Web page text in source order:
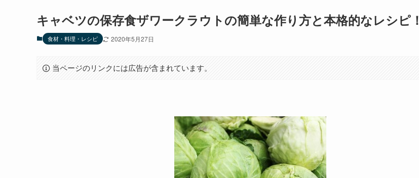
キャベツの保存食ザワークラウトの簡単な作り方と本格的なレシピ！
食材・料理・レシピ 2020年5月27日
当ページのリンクには広告が含まれています。